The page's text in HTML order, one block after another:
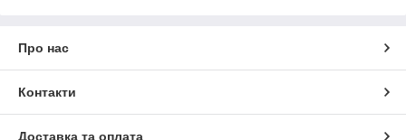
Про нас
Контакти
Доставка та оплата